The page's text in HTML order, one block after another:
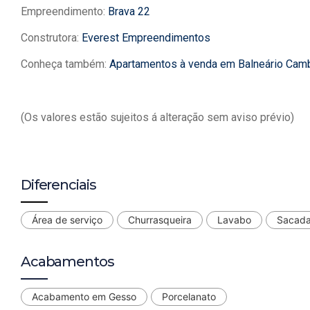
Empreendimento: Brava 22
Construtora: Everest Empreendimentos
Conheça também: Apartamentos à venda em Balneário
(Os valores estão sujeitos á alteração sem aviso prévio)
Diferenciais
Área de serviço Churrasqueira Lavabo Sacada
Acabamentos
Acabamento em Gesso Porcelanato